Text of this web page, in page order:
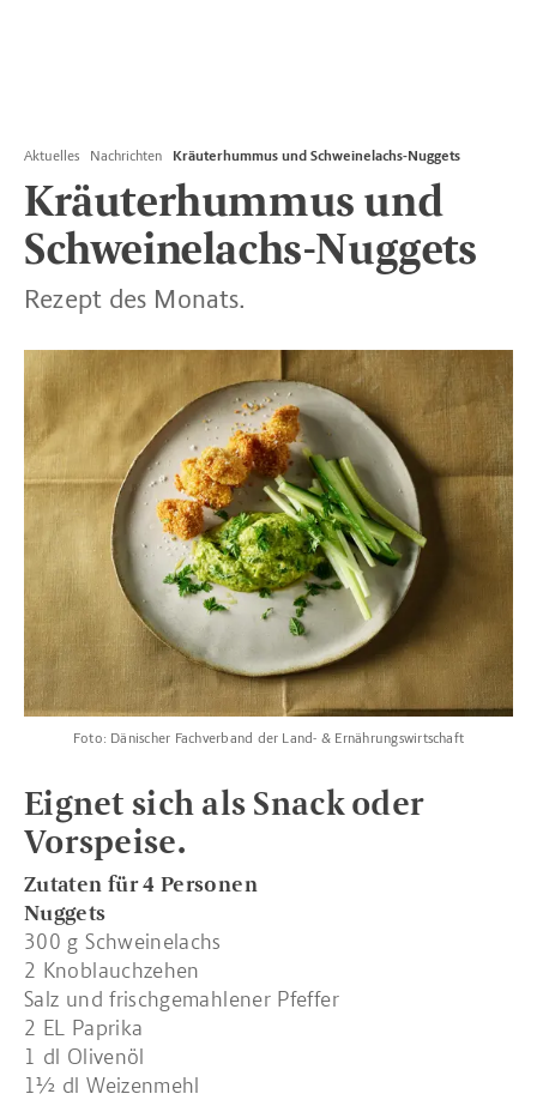
Aktuelles Nachrichten Kräuterhummus und Schweinelachs-Nuggets
Kräuterhummus und
Schweinelachs-Nuggets
Rezept des Monats.
Foto: Dänischer Fachverband der Land- & Ernährungswirtschaft
Eignet sich als Snack oder
Vorspeise.
Zutaten für 4 Personen
Nuggets
300 g Schweinelachs
2 Knoblauchzehen
Salz und frischgemahlener Pfeffer
2 EL Paprika
1 dl Olivenöl
1½ dl Weizenmehl